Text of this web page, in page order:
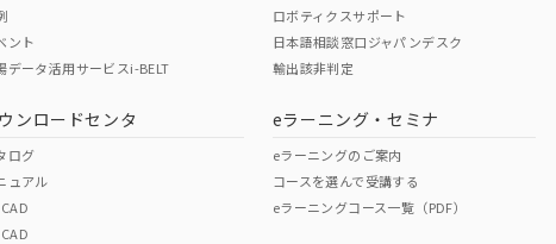
ント
データ活用サービスi-BELT
ンロードセンタ
ログ
ュアル
ロボティクスサポート
日本語相談窓口ジャパンデスク
輸出該非判定
eラーニング・セミナ
eラーニングのご案内
コースを選んで受講する
eラーニングコース一覧（PDF）